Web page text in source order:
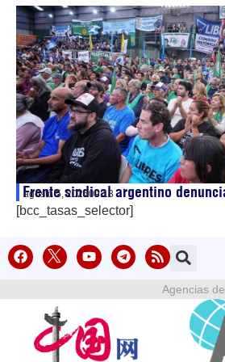
Frente sindical argentino
agosto 5, 202609:13
[bcc_tasas_selector]
Agencias